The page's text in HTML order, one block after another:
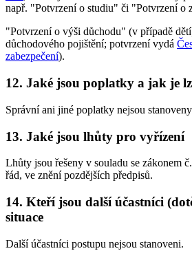
např. "Potvrzení o studiu" či "Potvrzení o
"Potvrzení o výši důchodu" (v případě
důchodového pojištění; potvrzení vydá
zabezpečení).
12. Jaké jsou poplatky a jak je
Správní ani jiné poplatky nejsou
13. Jaké jsou lhůty pro vyřízení
Lhůty jsou řešeny v souladu se zákonem
řád, ve znění pozdějších předpisů.
14. Kteří jsou další účastníci
situace
Další účastníci postupu nejsou stanoveni.